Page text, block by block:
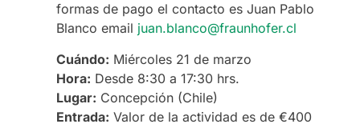
formas de pago el contacto es Juan Pablo
Blanco email juan.blanco@fraunhofer.cl
Cuándo: Miércoles 21 de marzo
Hora: Desde 8:30 a 17:30 hrs.
Lugar: Concepción (Chile)
Entrada: Valor de la actividad es de €400